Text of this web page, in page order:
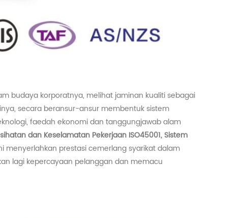
budaya korporatnya, melihat jaminan kualiti sebagai
secara beransur-ansur membentuk sistem
faedah ekonomi dan tanggungjawab alam
dan Keselamatan Pekerjaan ISO45001, Sistem
menyerlahkan prestasi cemerlang syarikat dalam
lagi kepercayaan pelanggan dan memacu